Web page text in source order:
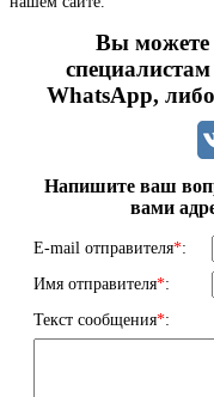
Вы можете
WhatsApp,
Напишите ваш
вами
E-mail отправителя*:
Имя отправителя*:
Текст сообщения*: